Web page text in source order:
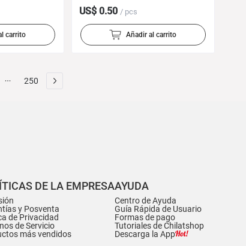
tienda
carrito
dibujos animados lindo escritorio
portátil mini ventilador de carga
USB
US$ 0.50 / pcs
Añadir al carrito
250
DE LA EMPRESA
y Posventa
de Privacidad
de Servicio
más vendidos
AYUDA
Centro de Ayuda
Guía Rápida de Usuario
Formas de pago
Tutoriales de Chilatshop
Descarga la App